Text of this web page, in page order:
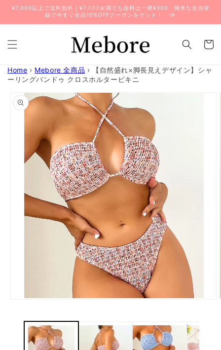
ンツに
¥7,000以上で送料無料｜¥7,000未満でも送料は一律¥300 簡単な会員登
録で今すぐ全品10%OFFクーポンをゲット！
ー
Home › Mebore 全商品 ›
【自然盛れ×脚長見えデザイン】シャ
ーリングバンドゥ クロスホルタービキニ
商品情
報にス
キップ